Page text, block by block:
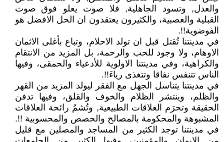
والعدل, وتسود الجاهلية, فلا صوت يعلو فوق صوت
القبلية والعصبية، والكثيرون يعتقدون ان الحل الافضل هو
الفوضوية!!.
في مدينتنا تُقتل قبل ان تولد الاحلام، وتباع بأغلى الاثمان
الاوهام، ولا وجود للحب والرحمة، بل المزيد من الانتقام
والكراهية، وفي مدينتنا الاولوية للأدعياء والحمقى، وفيها
الناس تتنفس نفاقا وتتغذى رياءَ!!.
في مدينتنا يتناسل الجهل مع الفقر ليولد المزيد من القهر
والظلم، وينتشر الظلام والخوف والقلق، وفيها تدفن
الحقيقة وتحرَم العلاقات الطبيعية, وتُشمُ رائحة العلاقات
المشبوهة والمحكومة بالمصالح والحصص والمحسوبية !!.
في مدينتنا توجد الكثير من المساجد والمصلين مع قليل